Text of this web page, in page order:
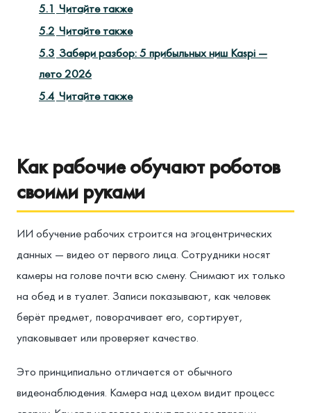
5.1 Читайте также
5.2 Читайте также
5.3 Забери разбор: 5 прибыльных ниш Kaspi —
лето 2026
5.4 Читайте также
Как рабочие обучают роботов
своими руками
ИИ обучение рабочих строится на эгоцентрических
данных — видео от первого лица. Сотрудники носят
камеры на голове почти всю смену. Снимают их только
на обед и в туалет. Записи показывают, как человек
берёт предмет, поворачивает его, сортирует,
упаковывает или проверяет качество.
Это принципиально отличается от обычного
видеонаблюдения. Камера над цехом видит процесс